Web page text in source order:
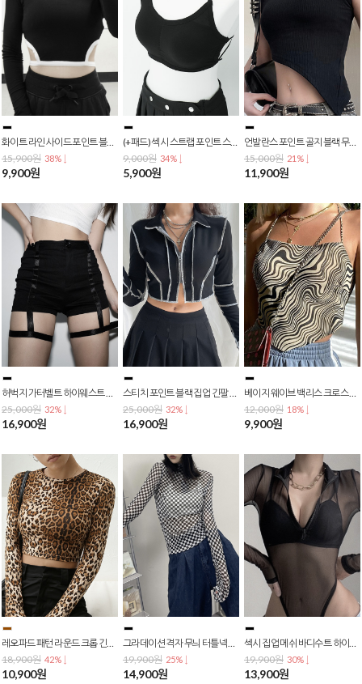
화이트 라인 사이드 포인트 블랙 긴팔 크롭티 배꼽티 크롭탑 T-0124
15,900원 38% ↓
9,900원
(+패드) 섹시 스트랩 포인트 스포츠브라 슬링 튜브탑 브라탑 T-0122
9,000원 34% ↓
5,900원
언발란스 포인트 골지 블랙 무지 나시티 크롭티 배꼽티 크롭 숏티 T-0120
15,000원 21% ↓
11,900원
25,000원 32% ↓
16,900원
25,000원 32% ↓
16,900원
12,000원 18% ↓
9,900원
레오파드 패턴 라운드 크롭 긴팔티 T-0115
18,900원 42% ↓
10,900원
그라데이션 격자 무늬 터틀넥 메쉬 망사 긴팔티 T-0114
19,900원 25% ↓
14,900원
섹시 집업 메쉬 바디수트 하이레그 긴팔 바디프로필 T-0113
19,900원 30% ↓
13,900원